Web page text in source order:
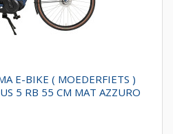
E-BIKE ( MOEDERFIETS )
5 RB 55 CM MAT AZZURO